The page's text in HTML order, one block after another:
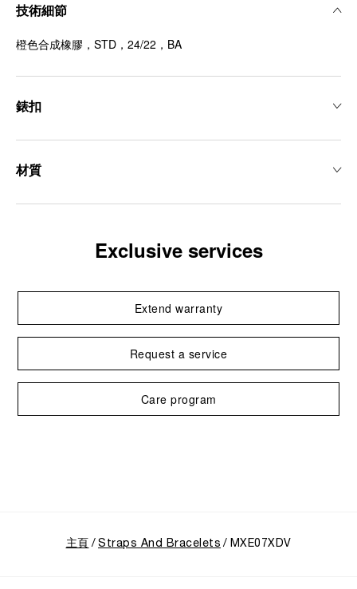
技術細節
橙色合成橡膠，STD，24/22，BA
錶扣
材質
Exclusive services
Extend warranty
Request a service
Care program
主頁 Straps And Bracelets MXE07XDV